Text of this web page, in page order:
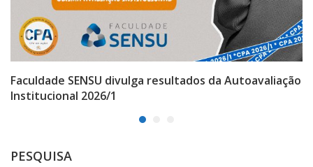
Faculdade SENSU divulga resultados da Autoavaliação
Institucional 2026/1
PESQUISA